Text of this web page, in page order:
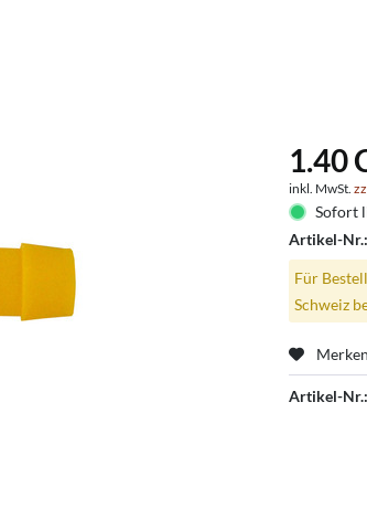
1.40
inkl. MwSt.
Sofort
Artikel-
Für
Schweiz
Merken
Artikel-Nr.: